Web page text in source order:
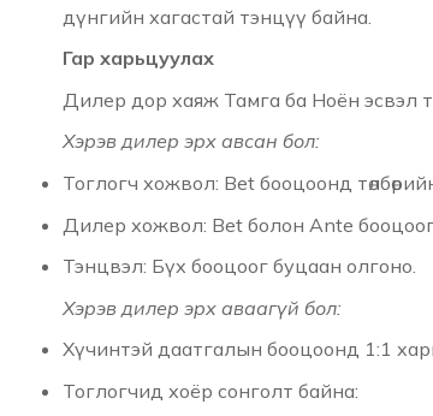
дүнгийн хагастай тэнцүү байна.
Гар харьцуулах
Дилер дор хаяж Тамга ба Ноён эсвэл
Хэрэв дилер эрх авсан бол:
Тоглогч хожвол: Bet бооцоонд
Дилер хожвол: Bet болон Ante
Тэнцвэл: Бүх бооцоог буцаан олгоно.
Хэрэв дилер эрх аваагүй бол:
Хүчинтэй даатгалын бооцоонд 1:1
Тоглогчид хоёр сонголт байна: